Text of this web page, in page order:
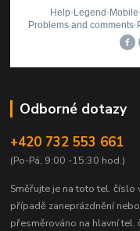
Odborné dotazy
+420 732 553 661
(Po-Pá, 9:00 -15:30 hod.)
Směřujte je na toto tel. číslo
případě zaneprázdnění
přesměrováno na hlavní